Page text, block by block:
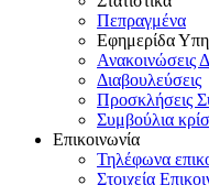
Πεπραγμένα
Εφημερίδα
Ανακοινώσεις
Διαβουλεύσεις
Προσκλήσεις
Συμβούλια
Επικοινωνία
Τηλέφωνα
Στοιχεία